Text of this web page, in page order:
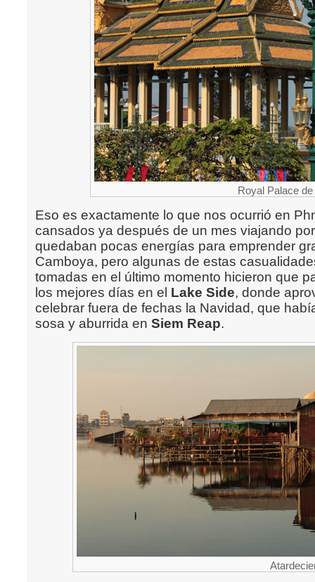
Royal Palace
Eso es exactamente lo que nos ocurrió en
cansados ya después de un mes viajando
quedaban pocas energías para emprender
Camboya, pero algunas de estas
tomadas en el último momento hicieron que
los mejores días en el Lake Side, donde
celebrar fuera de fechas la Navidad, que
sosa y aburrida en Siem Reap.